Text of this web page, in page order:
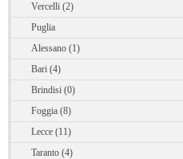
Vercelli (2)
Puglia
Alessano (1)
Bari (4)
Brindisi (0)
Foggia (8)
Lecce (11)
Taranto (4)